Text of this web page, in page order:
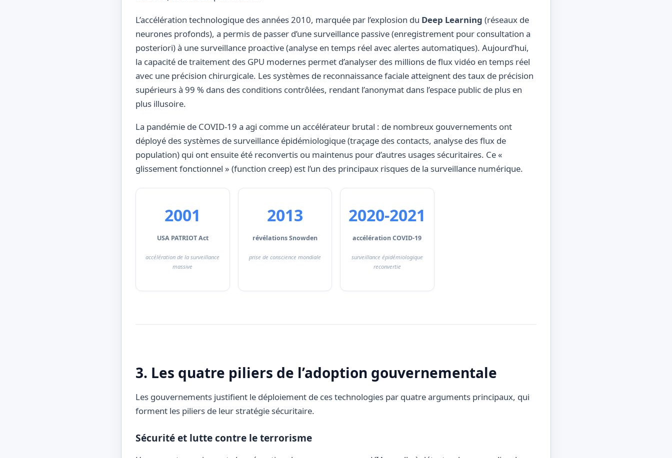
L’accélération technologique des années 2010, marquée par l’explosion du Deep Learning (réseaux de
neurones profonds), a permis de passer d’une surveillance passive (enregistrement pour consultation a
posteriori) à une surveillance proactive (analyse en temps réel avec alertes automatiques). Aujourd’hui,
la capacité de traitement des GPU modernes permet d’analyser des millions de flux vidéo en temps réel
avec une précision chirurgicale. Les systèmes de reconnaissance faciale atteignent des taux de précision
supérieurs à 99 % dans des conditions contrôlées, rendant l’anonymat dans l’espace public de plus en
plus illusoire.
La pandémie de COVID-19 a agi comme un accélérateur brutal : de nombreux gouvernements ont
déployé des systèmes de surveillance épidémiologique (traçage des contacts, analyse des flux de
population) qui ont ensuite été reconvertis ou maintenus pour d’autres usages sécuritaires. Ce «
glissement fonctionnel » (function creep) est l’un des principaux risques de la surveillance numérique.
2001
USA PATRIOT Act
accélération de la surveillance
massive
2013
révélations Snowden
prise de conscience mondiale
2020-2021
accélération COVID-19
surveillance épidémiologique
reconvertie
3. Les quatre piliers de l’adoption gouvernementale
Les gouvernements justifient le déploiement de ces technologies par quatre arguments principaux, qui
forment les piliers de leur stratégie sécuritaire.
Sécurité et lutte contre le terrorisme